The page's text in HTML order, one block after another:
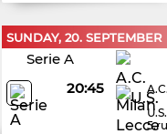
SUNDAY, 20. SEPTEMBER
Serie A
20:45